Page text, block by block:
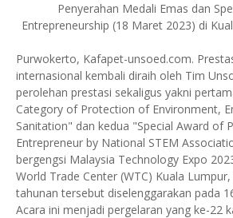
Penyerahan Medali Emas dan
Entrepreneurship (18 Maret 2023) di
Purwokerto, Kafapet-unsoed.com.
internasional kembali diraih oleh Tim
perolehan prestasi sekaligus yakni
Category of Protection of Environment,
Sanitation" dan kedua "Special Award of
Entrepreneur by National STEM
bergengsi Malaysia Technology Expo
World Trade Center (WTC) Kuala
tahunan tersebut diselenggarakan pada
Acara ini menjadi pergelaran yang ke-22